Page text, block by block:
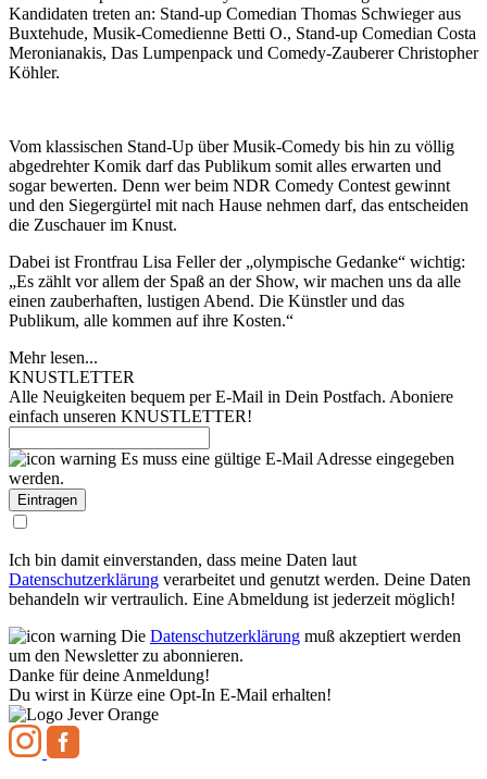
Kandidaten treten an: Stand-up Comedian Thomas Schwieger aus
Buxtehude, Musik-Comedienne Betti O., Stand-up Comedian Costa
Meronianakis, Das Lumpenpack und Comedy-Zauberer Christopher
Köhler.
Vom klassischen Stand-Up über Musik-Comedy bis hin zu völlig
abgedrehter Komik darf das Publikum somit alles erwarten und
sogar bewerten. Denn wer beim NDR Comedy Contest gewinnt
und den Siegergürtel mit nach Hause nehmen darf, das entscheiden
die Zuschauer im Knust.
Dabei ist Frontfrau Lisa Feller der „olympische Gedanke“ wichtig:
„Es zählt vor allem der Spaß an der Show, wir machen uns da alle
einen zauberhaften, lustigen Abend. Die Künstler und das
Publikum, alle kommen auf ihre Kosten.“
Mehr lesen...
KNUSTLETTER
Alle Neuigkeiten bequem per E-Mail in Dein Postfach. Aboniere
einfach unseren KNUSTLETTER!
Es muss eine gültige E-Mail Adresse eingegeben
werden.
Ich bin damit einverstanden, dass meine Daten laut
Datenschutzerklärung verarbeitet und genutzt werden. Deine Daten
behandeln wir vertraulich. Eine Abmeldung ist jederzeit möglich!
Die Datenschutzerklärung muß akzeptiert werden
um den Newsletter zu abonnieren.
Danke für deine Anmeldung!
Du wirst in Kürze eine Opt-In E-Mail erhalten!